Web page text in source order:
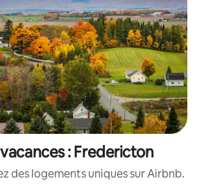
: Fredericton
des logements uniques sur Airbnb.